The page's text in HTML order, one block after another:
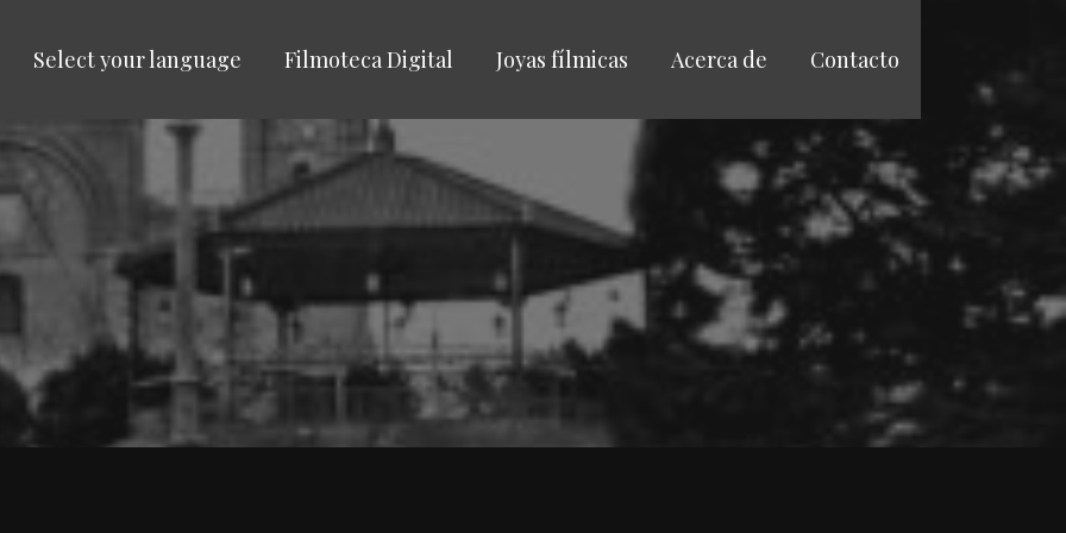
Select your language Filmoteca Digital Joyas fílmicas Acerca de Contacto